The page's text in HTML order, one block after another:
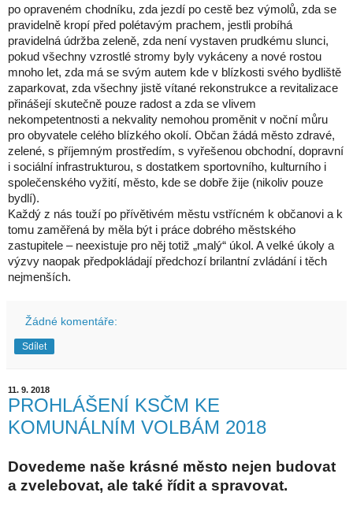
po opraveném chodníku, zda jezdí po cestě bez výmolů, zda se
pravidelně kropí před polétavým prachem, jestli probíhá
pravidelná údržba zeleně, zda není vystaven prudkému slunci,
pokud všechny vzrostlé stromy byly vykáceny a nové rostou
mnoho let, zda má se svým autem kde v blízkosti svého bydliště
zaparkovat, zda všechny jistě vítané rekonstrukce a revitalizace
přinášejí skutečně pouze radost a zda se vlivem
nekompetentnosti a nekvality nemohou proměnit v noční můru
pro obyvatele celého blízkého okolí. Občan žádá město zdravé,
zelené, s příjemným prostředím, s vyřešenou obchodní, dopravní
i sociální infrastrukturou, s dostatkem sportovního, kulturního i
společenského vyžití, město, kde se dobře žije (nikoliv pouze
bydlí).
Každý z nás touží po přívětivém městu vstřícném k občanovi a k
tomu zaměřená by měla být i práce dobrého městského
zastupitele – neexistuje pro něj totiž „malý“ úkol. A velké úkoly a
výzvy naopak předpokládají předchozí brilantní zvládání i těch
nejmenších.
Žádné komentáře:
Sdílet
11. 9. 2018
PROHLÁŠENÍ KSČM KE
KOMUNÁLNÍM VOLBÁM 2018
Dovedeme naše krásné město nejen budovat
a zvelebovat, ale také řídit a spravovat.